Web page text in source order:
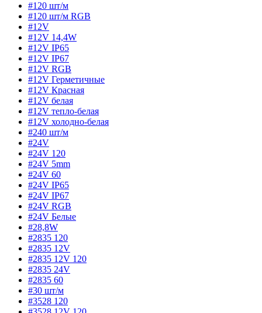
#120 шт/м
#120 шт/м RGB
#12V
#12V 14,4W
#12V IP65
#12V IP67
#12V RGB
#12V Герметичные
#12V Красная
#12V белая
#12V тепло-белая
#12V холодно-белая
#240 шт/м
#24V
#24V 120
#24V 5mm
#24V 60
#24V IP65
#24V IP67
#24V RGB
#24V Белые
#28,8W
#2835 120
#2835 12V
#2835 12V 120
#2835 24V
#2835 60
#30 шт/м
#3528 120